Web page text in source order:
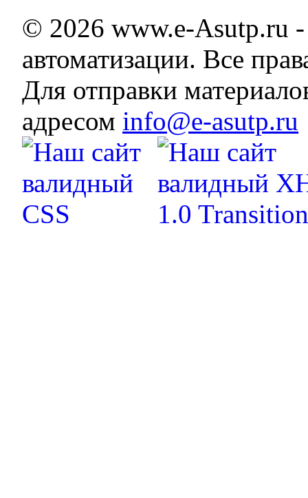
© 2026 www.e-Asutp.ru
автоматизации. Все
Для отправки
адресом info@e-asutp.ru